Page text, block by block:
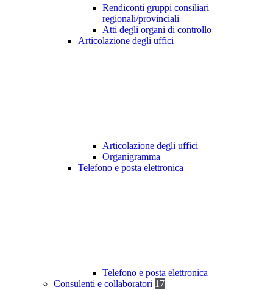
Rendiconti gruppi consiliari
regionali/provinciali
Atti degli organi di controllo
Articolazione degli uffici
Articolazione degli uffici
Organigramma
Telefono e posta elettronica
Telefono e posta elettronica
Consulenti e collaboratori 17